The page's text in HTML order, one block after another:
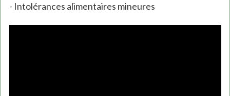
- Intolérances alimentaires mineures